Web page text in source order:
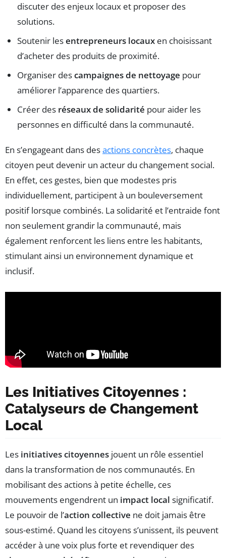
discuter des enjeux locaux et proposer des
solutions.
Soutenir lesentrepreneurs locaux en choisissant
d’acheter des produits de proximité.
Organiser descampaignes de nettoyage pour
améliorer l’apparence des quartiers.
Créer des réseaux de solidarité pour aider les
personnes en difficulté dans la communauté.
En s’engageant dans desactions concrètes, chaque
citoyen peut devenir un acteur du changement social.
En effet, ces gestes, bien que modestes pris
individuellement, participent à un bouleversement
positif lorsque combinés. La solidarité et l’entraide font
non seulement grandir la communauté, mais
également renforcent les liens entre les habitants,
stimulant ainsi un environnement dynamique et
inclusif.
Les Initiatives Citoyennes :
Catalyseurs de Changement
Local
Les initiatives citoyennes jouent un rôle essentiel
dans la transformation de nos communautés. En
mobilisant des actions à petite échelle, ces
mouvements engendrent un impact local significatif.
Le pouvoir de l’action collective ne doit jamais être
sous-estimé. Quand les citoyens s’unissent, ils peuvent
accéder à une voix plus forte et revendiquer des